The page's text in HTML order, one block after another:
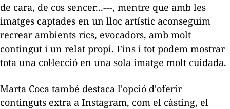
de cara, de cos sencer...---, mentre que amb les
imatges captades en un lloc artístic aconseguim
recrear ambients rics, evocadors, amb molt
contingut i un relat propi. Fins i tot podem mostrar
tota una col·lecció en una sola imatge molt cuidada.
Marta Coca també destaca l'opció d'oferir
continguts extra a Instagram, com el càsting, el